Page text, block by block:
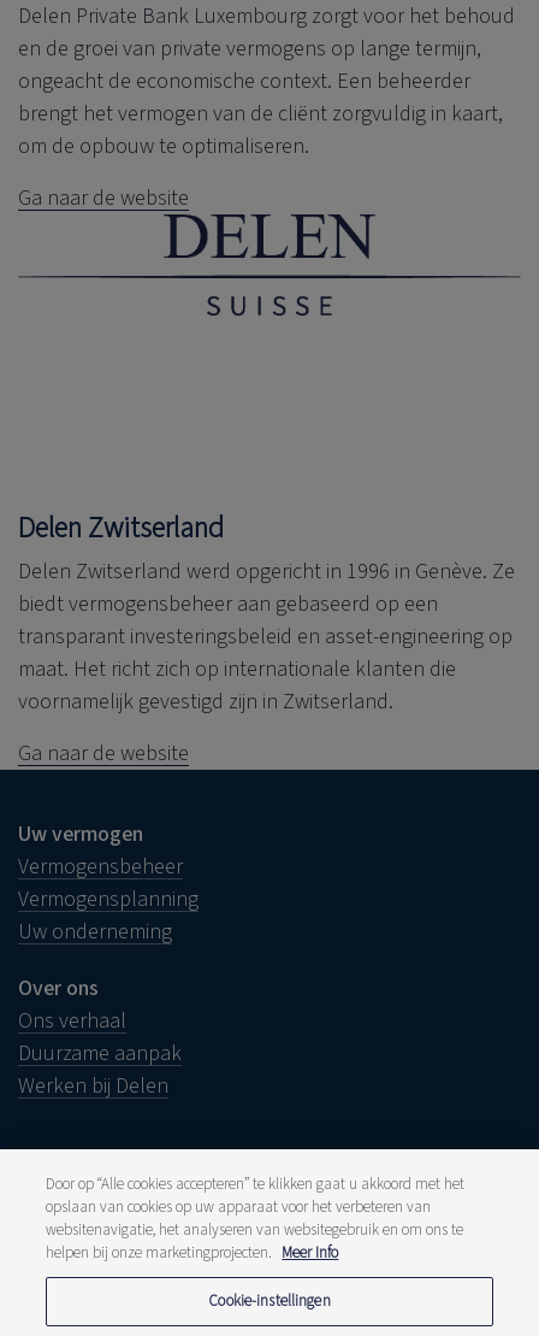
Delen Private Bank Luxembourg zorgt voor het behoud
en de groei van private vermogens op lange termijn,
ongeacht de economische context. Een beheerder
brengt het vermogen van de cliënt zorgvuldig in kaart,
om de opbouw te optimaliseren.
Ga naar de website
Delen Zwitserland
Delen Zwitserland werd opgericht in 1996 in Genève. Ze
biedt vermogensbeheer aan gebaseerd op een
transparant investeringsbeleid en asset-engineering op
maat. Het richt zich op internationale klanten die
voornamelijk gevestigd zijn in Zwitserland.
Ga naar de website
Uw vermogen
Vermogensbeheer
Vermogensplanning
Uw onderneming
Over ons
Ons verhaal
Duurzame aanpak
Werken bij Delen
Juridische info
Disclaimer
Klacht
Klokkenluiders
Door op “Alle cookies accepteren” te klikken gaat u akkoord met het
opslaan van cookies op uw apparaat voor het verbeteren van
websitenavigatie, het analyseren van websitegebruik en om ons te
helpen bij onze marketingprojecten. Meer Info
Cookie-instellingen